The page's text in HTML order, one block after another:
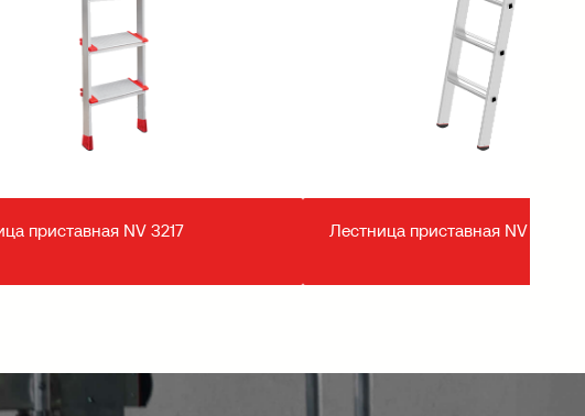
приставная NV 3217 Лестница приставная NV 3214